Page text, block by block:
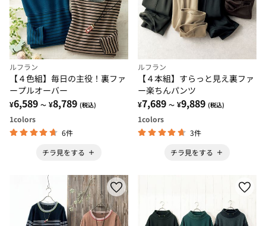
ルフラン
【４色組】毎日の主役！裏ファ
ープルオーバー
¥6,589 ～ ¥8,789 (税込)
1colors
6件
チラ見をする
ルフラン
【４本組】すらっと見え裏ファ
ー楽ちんパンツ
¥7,689 ～ ¥9,889 (税込)
1colors
3件
チラ見をする